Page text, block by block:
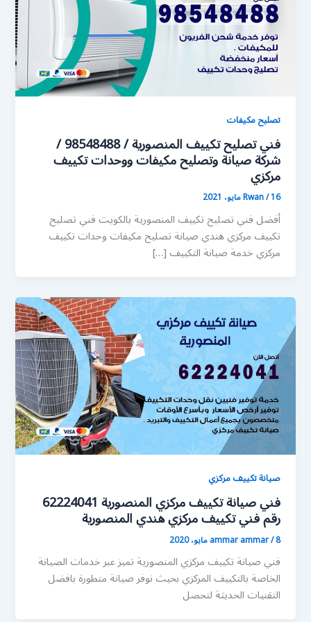
تصليح مكيفات
فني تصليح تكييف المنصورية / 98548488 /
شركة صيانة وتصليح مكيفات ووحدات تكييف
مركزي
Rwan/16 مايو، 2021
أفضل فني تصليح تكييف المنصورية بالكويت فني تصليح
تكييف مركزي هندي صيانة تصليح مكيفات وحدات تكييف
مركزي خدمة صيانة التكييف […]
صيانة تكييف مركزي
فني صيانة تكييف مركزي المنصورية 62224041
رقم فني تكييف مركزي هندي المنصورية
ammar ammar/8 مايو، 2020
فني صيانة تكييف مركزي المنصورية تميز عبر خدمات الصيانة
الخاصة بالتكييف المركزي بحيث نوفر صيانة متطورة بافضل
التقنيات الحديثة لتحصل